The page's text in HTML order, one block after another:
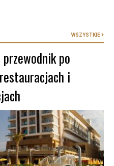
WSZYSTKIE
po
i